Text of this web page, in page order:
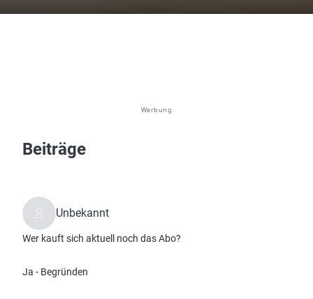
Werbung
Beiträge
Unbekannt
Wer kauft sich aktuell noch das Abo?
Ja - Begründen